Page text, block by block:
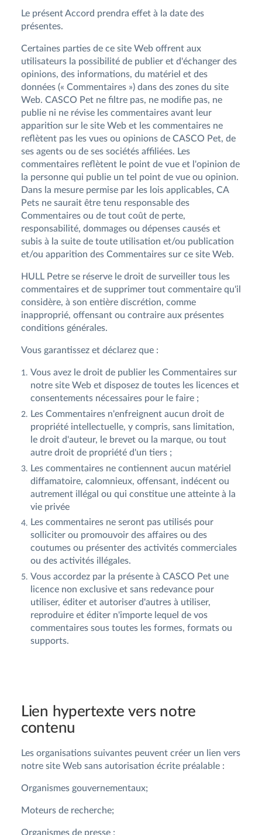
Le présent Accord prendra effet à la date des
présentes.
Certaines parties de ce site Web offrent aux
utilisateurs la possibilité de publier et d'échanger des
opinions, des informations, du matériel et des
données (« Commentaires ») dans des zones du site
Web. CASCO Pet ne filtre pas, ne modifie pas, ne
publie ni ne révise les commentaires avant leur
apparition sur le site Web et les commentaires ne
reflètent pas les vues ou opinions de CASCO Pet, de
ses agents ou de ses sociétés affiliées. Les
commentaires reflètent le point de vue et l'opinion de
la personne qui publie un tel point de vue ou opinion.
Dans la mesure permise par les lois applicables, CA
Pets ne saurait être tenu responsable des
Commentaires ou de tout coût de perte,
responsabilité, dommages ou dépenses causés et
subis à la suite de toute utilisation et/ou publication
et/ou apparition des Commentaires sur ce site Web.
HULL Petre se réserve le droit de surveiller tous les
commentaires et de supprimer tout commentaire qu'il
considère, à son entière discrétion, comme
inapproprié, offensant ou contraire aux présentes
conditions générales.
Vous garantissez et déclarez que :
Vous avez le droit de publier les Commentaires sur
notre site Web et disposez de toutes les licences et
consentements nécessaires pour le faire ;
Les Commentaires n'enfreignent aucun droit de
propriété intellectuelle, y compris, sans limitation,
le droit d'auteur, le brevet ou la marque, ou tout
autre droit de propriété d'un tiers ;
Les commentaires ne contiennent aucun matériel
diffamatoire, calomnieux, offensant, indécent ou
autrement illégal ou qui constitue une atteinte à la
vie privée
Les commentaires ne seront pas utilisés pour
solliciter ou promouvoir des affaires ou des
coutumes ou présenter des activités commerciales
ou des activités illégales.
Vous accordez par la présente à CASCO Pet une
licence non exclusive et sans redevance pour
utiliser, éditer et autoriser d'autres à utiliser,
reproduire et éditer n'importe lequel de vos
commentaires sous toutes les formes, formats ou
supports.
Lien hypertexte vers notre
contenu
Les organisations suivantes peuvent créer un lien vers
notre site Web sans autorisation écrite préalable :
Organismes gouvernementaux;
Moteurs de recherche;
Organismes de presse ;